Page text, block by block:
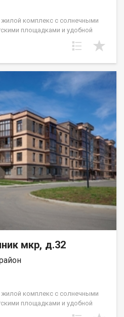
комплекс с солнечными
площадками и удобной
видов планировок и Вы
любой площади от небольшой
в получистовой
дизайн – проект в подарок!
ДомСтрой
мкр, д.32
комплекс с солнечными
площадками и удобной
видов планировок и Вы